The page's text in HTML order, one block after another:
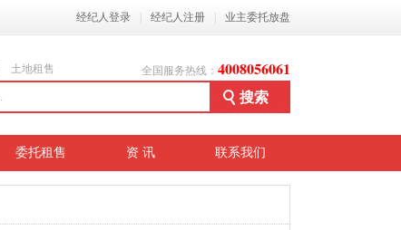
经纪人登录 经纪人注册 业主委托放盘
土地租售 全国服务热线： 4008056061
委托租售 资 讯 联系我们